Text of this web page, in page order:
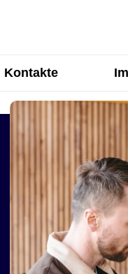
Kontakte